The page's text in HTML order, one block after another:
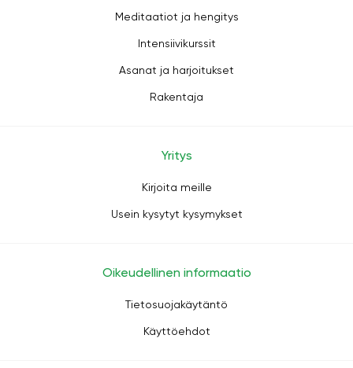
Meditaatiot ja hengitys
Intensiivikurssit
Asanat ja harjoitukset
Rakentaja
Yritys
Kirjoita meille
Usein kysytyt kysymykset
Oikeudellinen informaatio
Tietosuojakäytäntö
Käyttöehdot